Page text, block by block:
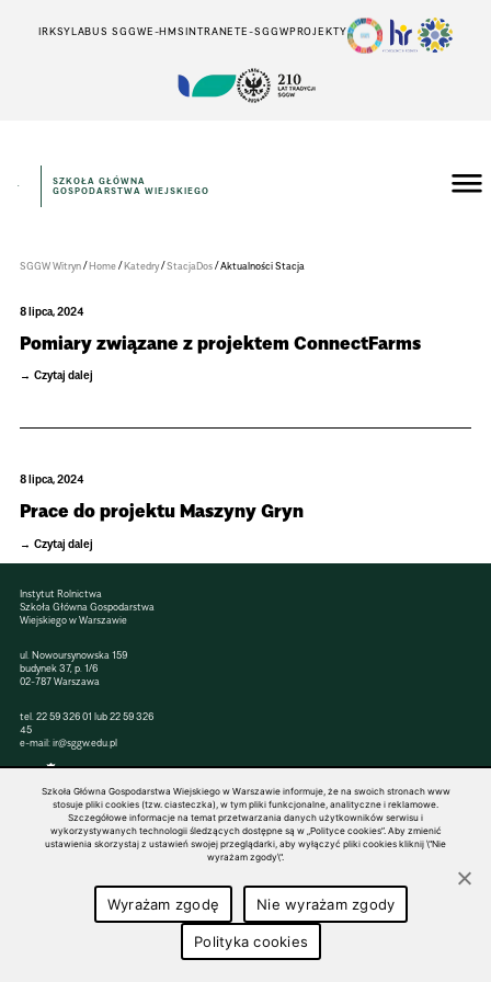
IRKSYLABUS SGGWE-HMSINTRANETE-SGGWPROJEKTY
Instytut
Rolnictwa
SZKOŁA GŁÓWNA
GOSPODARSTWA WIEJSKIEGO
SGGW Witryn/Home/Katedry/StacjaDos/Aktualności Stacja
8 lipca, 2024
Pomiary związane z projektem ConnectFarms
Czytaj dalej
8 lipca, 2024
Prace do projektu Maszyny Gryn
Czytaj dalej
Instytut Rolnictwa
Szkoła Główna Gospodarstwa
Wiejskiego w Warszawie
ul. Nowoursynowska 159
budynek 37, p. 1/6
02-787 Warszawa
tel. 22 59 326 01 lub22 59 326
45
e-mail:ir@sggw.edu.pl
© 1816–2026 SGGW — ALL RIGHTS RESERVED
Szkoła Główna Gospodarstwa Wiejskiego w Warszawie informuje, że na swoich stronach www
stosuje pliki cookies (tzw. ciasteczka), w tym pliki funkcjonalne, analityczne i reklamowe.
Szczegółowe informacje na temat przetwarzania danych użytkowników serwisu i
wykorzystywanych technologii śledzących dostępne są w „Polityce cookies”. Aby zmienić
ustawienia skorzystaj z ustawień swojej przeglądarki, aby wyłączyć pliki cookies kliknij \"Nie
wyrażam zgody\".
Wyrażam zgodę Nie wyrażam zgody
Polityka cookies